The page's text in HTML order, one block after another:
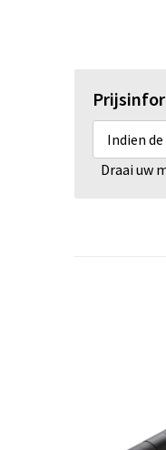
Indien
Draai uw